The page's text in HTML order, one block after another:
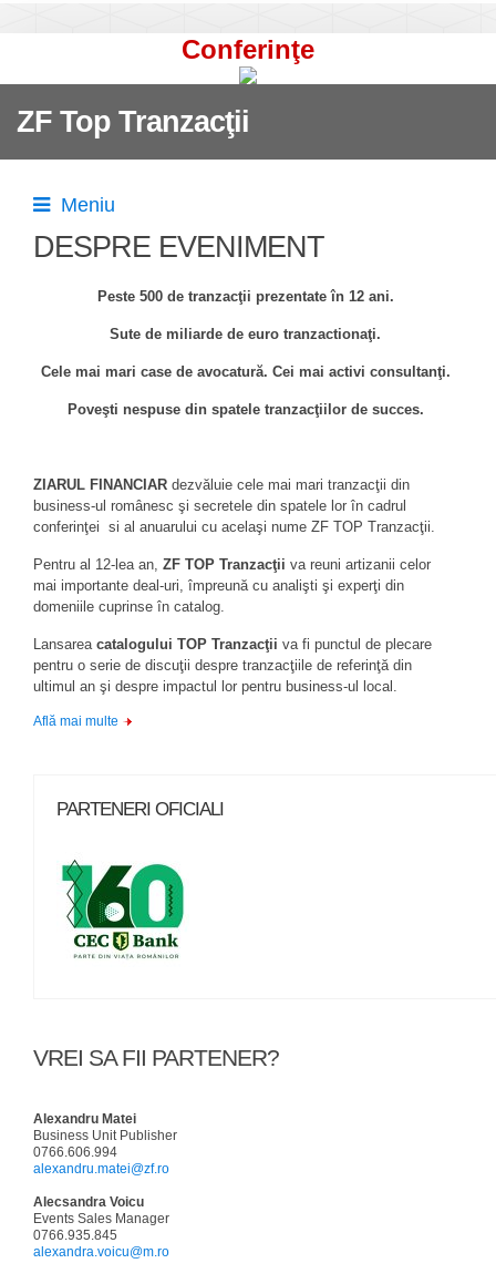
Conferinţe
ZF Top Tranzacţii
Meniu
DESPRE EVENIMENT
Peste 500 de tranzacţii prezentate în 12 ani.
Sute de miliarde de euro tranzactionaţi.
Cele mai mari case de avocatură. Cei mai activi consultanţi.
Poveşti nespuse din spatele tranzacţiilor de succes.
ZIARUL FINANCIAR dezvăluie cele mai mari tranzacţii din
business-ul românesc şi secretele din spatele lor în cadrul
conferinţei si al anuarului cu acelaşi nume ZF TOP Tranzacţii.
Pentru al 12-lea an, ZF TOP Tranzacţii va reuni artizanii celor
mai importante deal-uri, împreună cu analişti şi experţi din
domeniile cuprinse în catalog.
Lansarea catalogului TOP Tranzacţii va fi punctul de plecare
pentru o serie de discuţii despre tranzacţiile de referinţă din
ultimul an şi despre impactul lor pentru business-ul local.
Află mai multe
PARTENERI OFICIALI
VREI SA FII PARTENER?
Alexandru Matei
Business Unit Publisher
0766.606.994
alexandru.matei@zf.ro
Alecsandra Voicu
Events Sales Manager
0766.935.845
alexandra.voicu@m.ro